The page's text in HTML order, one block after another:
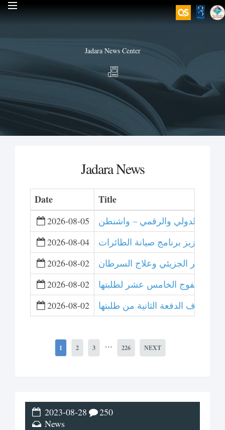
Jadara News Center
Jadara News
Date Title
2026-08-05
الدولي والرقمي – واشنطن
2026-08-04
لتعزيز برنامج صيانة الطائرات
2026-08-02
الجزيئي وعلاج السرطان
2026-08-02
تخريج الفوج الخامس عشر لطلبتها
2026-08-02
وتزف الدفعة الثانية من طلبتها
1 2 3 ... 226 NEXT
2023-08-28
News
250